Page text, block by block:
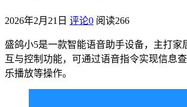
2026年2月21日 评论0 阅读266
盛鸽小5是一款智能语音助手设备，主打家
互与控制功能，可通过语音指令实现信息
乐播放等操作。